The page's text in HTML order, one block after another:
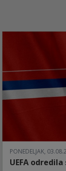
PONEDELJAK,
UEFA